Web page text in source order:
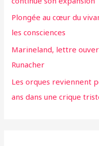
Plongée au cœur du
les consciences
Marineland, lettre
Runacher
Les orques reviennent
ans dans une crique